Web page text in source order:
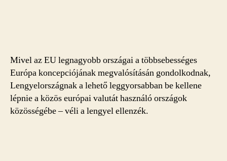
Mivel az EU legnagyobb országai a többsebességes
Európa koncepciójának megvalósításán gondolkodnak,
Lengyelországnak a lehető leggyorsabban be kellene
lépnie a közös európai valutát használó országok
közösségébe – véli a lengyel ellenzék.